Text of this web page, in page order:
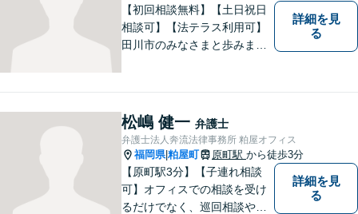
の解決実績も。
【初回相談無料】【土日祝日
相談可】【法テラス利用可】
田川市のみなさまと歩みま
な対応、良質な法的サービス
の提供をモットーとする事務
所です。
詳細を見
る
松嶋 健一 弁護士
弁護士法人奔流法律事務所 粕屋オフィス
福岡県|粕屋町 原町駅 から徒歩3分
【原町駅3分】【子連れ相談
可】オフィスでの相談を受け
るだけでなく、巡回相談や出
詳細を見
る